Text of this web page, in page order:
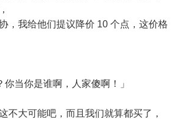
，我给他们提议降价 10 个点，这价格
当你是谁啊，人家傻啊！」
大可能吧，而且我们就算都买了，